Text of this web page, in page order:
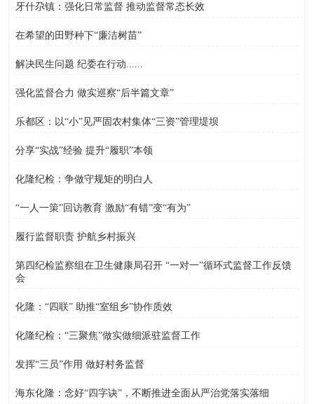
牙什尕镇：强化日常监督 推动监督常态长效
在希望的田野种下“廉洁树苗”
解决民生问题 纪委在行动......
强化监督合力 做实巡察“后半篇文章”
乐都区：以“小”见严固农村集体“三资”管理堤坝
分享“实战”经验 提升“履职”本领
化隆纪检：争做守规矩的明白人
“一人一策”回访教育 激励“有错”变“有为”
履行监督职责 护航乡村振兴
第四纪检监察组在卫生健康局召开 “一对一”循环式监督工作反馈
会
化隆：“四联” 助推“室组乡”协作质效
化隆纪检：“三聚焦”做实做细派驻监督工作
发挥“三员”作用 做好村务监督
海东化隆：念好“四字诀”，不断推进全面从严治党落实落细